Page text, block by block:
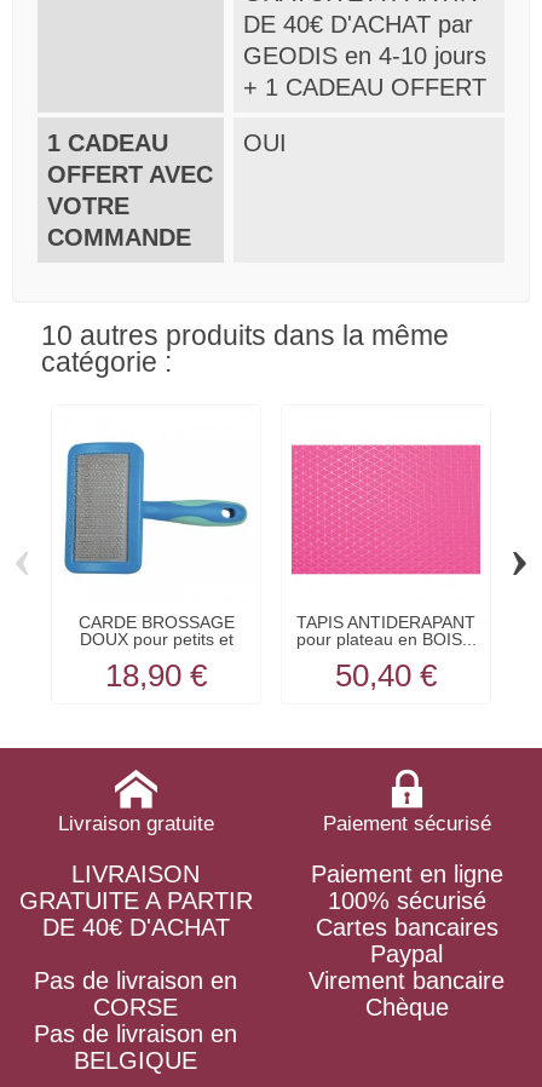
DE 40€ D'ACHAT par
GEODIS en 4-10 jours
+ 1 CADEAU OFFERT
1 CADEAU
OFFERT AVEC
VOTRE
COMMANDE
OUI
10 autres produits dans la même
catégorie :
CARDE BROSSAGE
DOUX pour petits et
18,90 €
TAPIS ANTIDERAPANT
pour plateau en BOIS...
50,40 €
‹ ›
Livraison gratuite
LIVRAISON
GRATUITE A PARTIR
DE 40€ D'ACHAT
Pas de livraison en
CORSE
Pas de livraison en
BELGIQUE
Paiement sécurisé
Paiement en ligne
100% sécurisé
Cartes bancaires
Paypal
Virement bancaire
Chèque